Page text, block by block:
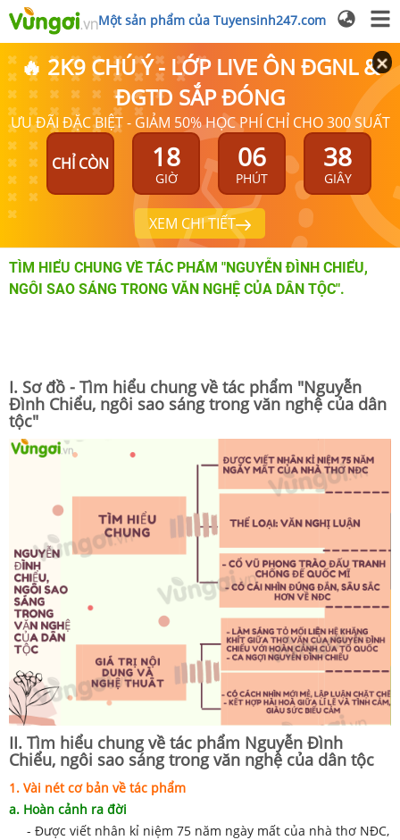
Một sản phẩm của Tuyensinh247.com
🔥 2K9 CHÚ Ý - LỚP LIVE ÔN ĐGNL &
ĐGTD SẮP ĐÓNG
ƯU ĐÃI ĐẶC BIỆT - GIẢM 50% HỌC PHÍ CHỈ CHO 300 SUẤT
CHỈ CÒN 18
GIỜ
06
PHÚT
37
GIÂY
XEM CHI TIẾT
TÌM HIỂU CHUNG VỀ TÁC PHẨM "NGUYỄN ĐÌNH CHIỂU,
NGÔI SAO SÁNG TRONG VĂN NGHỆ CỦA DÂN TỘC".
I. Sơ đồ - Tìm hiểu chung về tác phẩm "Nguyễn
Đình Chiểu, ngôi sao sáng trong văn nghệ của dân
tộc"
II. Tìm hiểu chung về tác phẩm Nguyễn Đình
Chiểu, ngôi sao sáng trong văn nghệ của dân tộc
1. Vài nét cơ bản về tác phẩm
a. Hoàn cảnh ra đời
- Được viết nhân kỉ niệm 75 năm ngày mất của nhà thơ NĐC,